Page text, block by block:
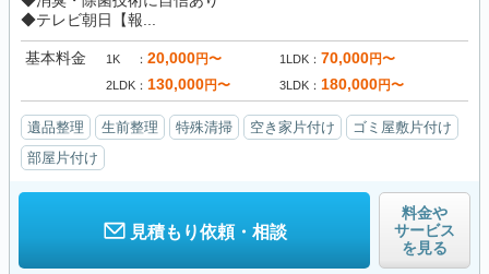
◆テレビ朝日【報...
基本料金 1K 20,000円〜 1LDK 70,000円〜
2LDK 130,000円〜 3LDK 180,000円〜
遺品整理 生前整理 特殊清掃 空き家片付け
ゴミ屋敷片付け
部屋片付け
見積もり依頼・相談
料金や
サービス
を見る